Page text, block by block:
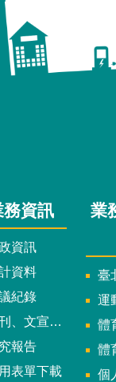
務資訊
資訊
資料
紀錄
文宣及出版品
報告
表單下載
業
臺北
運動場
體育
體育財
個人